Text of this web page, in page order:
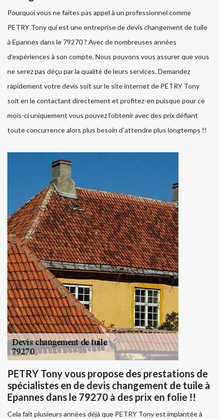
Pourquoi vous ne faites pas appel à un professionnel comme
PETRY Tony qui est une entreprise de devis changement de tuile
à Epannes dans le 79270 ? Avec de nombreuses années
d’expériences à son compte. Nous pouvons vous assurer que vous
ne serez pas déçu par la qualité de leurs services. Demandez
rapidement votre devis soit sur le site internet de PETRY Tony
soit en le contactant directement et profitez-en puisque pour ce
mois-ci uniquement vous pouvez l’obtenir avec des prix défiant
toute concurrence alors plus besoin d`attendre plus longtemps !!
PETRY Tony vous propose des prestations de
spécialistes en de devis changement de tuile à
Epannes dans le 79270 à des prix en folie !!
Cela fait plusieurs années déjà que PETRY Tony est implantée à